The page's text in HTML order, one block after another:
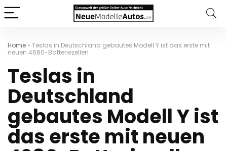
Home » Teslas in Deutschland gebautes Modell Y ist das erste mit
neuen 4680-Batteriezellen
Teslas in
Deutschland
gebautes Modell Y ist
das erste mit neuen